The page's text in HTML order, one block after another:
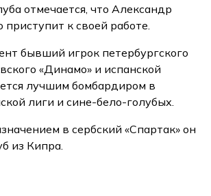
отмечается, что Александр
к своей работе.
бывший игрок петербургского
«Динамо» и испанской
лучшим бомбардиром в
лиги и сине-бело-голубых.
в сербский «Спартак» он
из Кипра.